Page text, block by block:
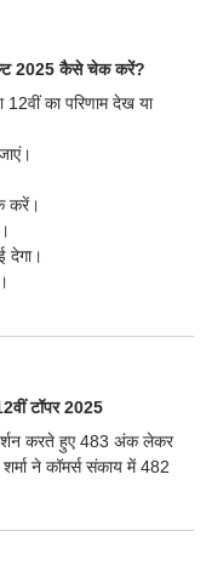
2025 कैसे चेक करें?
12वीं का परिणाम देख या
करें।
देगा।
टॉपर 2025
करते हुए 483 अंक लेकर
ने कॉमर्स संकाय में 482